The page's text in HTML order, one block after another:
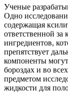
Ученые
Одно
содержащая
ответственной за
ингредиентов,
препятствует
компоненты
бороздах и во
предметом
жидкости для